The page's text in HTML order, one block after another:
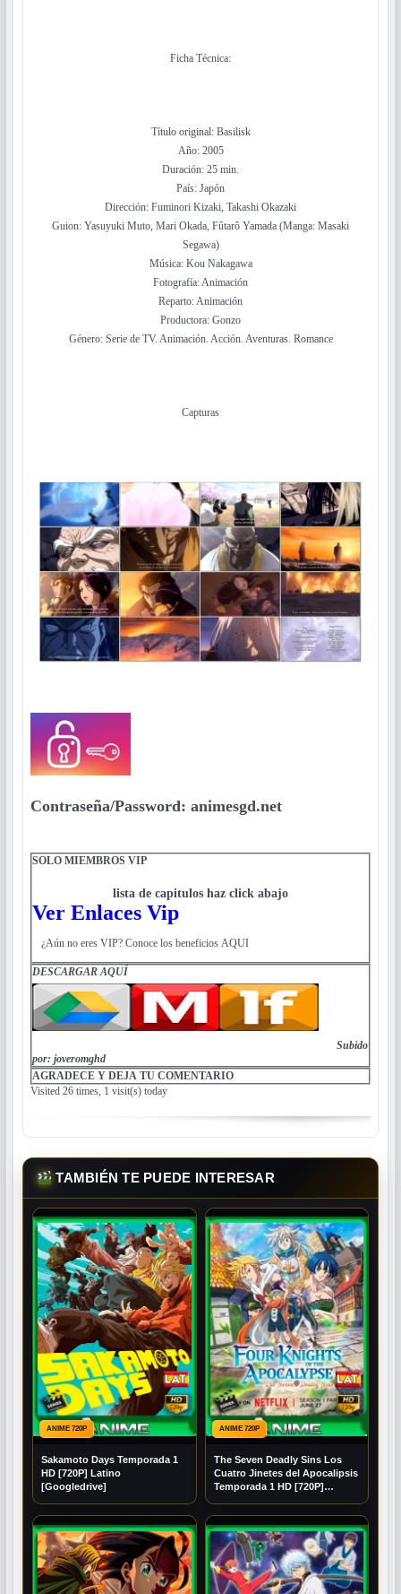
Ficha Técnica:
Título original: Basilisk
Año: 2005
Duración: 25 min.
País: Japón
Dirección: Fuminori Kizaki, Takashi Okazaki
Guion: Yasuyuki Muto, Mari Okada, Fûtarô Yamada (Manga: Masaki
Segawa)
Música: Kou Nakagawa
Fotografía: Animación
Reparto: Animación
Productora: Gonzo
Género: Serie de TV. Animación. Acción. Aventuras. Romance
Capturas
Contraseña/Password: animesgd.net
SOLO MIEMBROS VIP
lista de capitulos haz click abajo
Ver Enlaces Vip
¿Aún no eres VIP? Conoce los beneficios AQUI
DESCARGARAQUÍ
Subido
por: joveromghd
AGRADECE Y DEJA TU COMENTARIO
Visited 26 times, 1 visit(s) today
TAMBIÉN TE PUEDE INTERESAR
ANIME 720P
Sakamoto Days Temporada 1
HD [720P] Latino
[Googledrive]
ANIME 720P
The Seven Deadly Sins Los
Cuatro Jinetes del Apocalipsis
Temporada 1 HD [720P]